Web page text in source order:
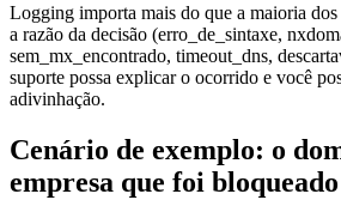
Logging importa mais do que a maioria dos
a razão da decisão (erro_de_sintaxe,
sem_mx_encontrado, timeout_dns,
suporte possa explicar o ocorrido e você
adivinhação.
Cenário de exemplo: o
empresa que foi bloqueado